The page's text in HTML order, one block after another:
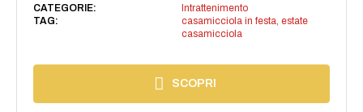
CATEGORIE:
Intrattenimento
TAG:
casamicciola in festa estate
casamicciola
SCOPRI